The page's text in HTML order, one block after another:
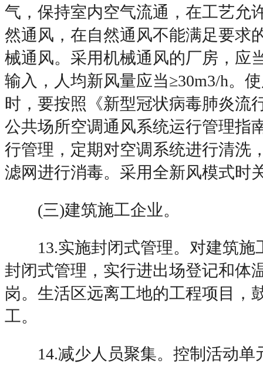
气，保持室内空气流通，在工艺允
然通风，在自然通风不能满足要求
械通风。采用机械通风的厂房，应
输入，人均新风量应当≥30m3/h。
时，要按照《新型冠状病毒肺炎流
公共场所空调通风系统运行管理指
行管理，定期对空调系统进行清洗
滤网进行消毒。采用全新风模式时
(三)建筑施工企业。
13.实施封闭式管理。对建筑施
封闭式管理，实行进出场登记和体
岗。生活区远离工地的工程项目，
工。
14.减少人员聚集。控制活动单